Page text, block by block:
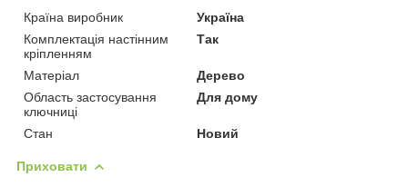
Країна виробник
Україна
Комплектація настінним
кріпленням
Так
Матеріал
Дерево
Область застосування
ключниці
Для дому
Стан Новий
Приховати